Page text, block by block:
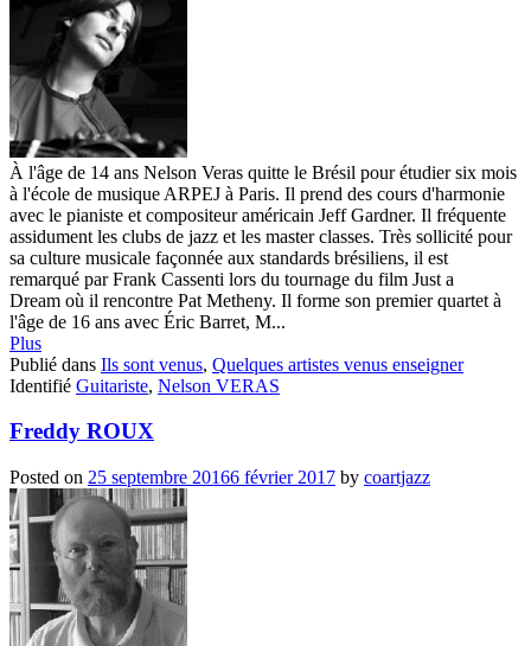
À l'âge de 14 ans Nelson Veras quitte le Brésil pour étudier six mois
à l'école de musique ARPEJ à Paris. Il prend des cours d'harmonie
avec le pianiste et compositeur américain Jeff Gardner. Il fréquente
assidument les clubs de jazz et les master classes. Très sollicité pour
sa culture musicale façonnée aux standards brésiliens, il est
remarqué par Frank Cassenti lors du tournage du film Just a
Dream où il rencontre Pat Metheny. Il forme son premier quartet à
l'âge de 16 ans avec Éric Barret, M...
Plus
Publié dans Ils sont venus, Quelques artistes venus enseigner
Identifié Guitariste, Nelson VERAS
Freddy ROUX
Posted on 25 septembre 20166 février 2017 by coartjazz